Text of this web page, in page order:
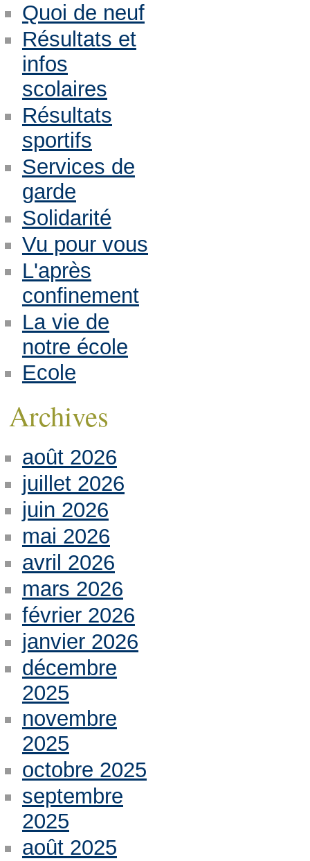
Quoi de neuf
Résultats et
infos
scolaires
Résultats
sportifs
Services de
garde
Solidarité
Vu pour vous
L'après
confinement
La vie de
notre école
Ecole
Archives
août 2026
juillet 2026
juin 2026
mai 2026
avril 2026
mars 2026
février 2026
janvier 2026
décembre
2025
novembre
2025
octobre 2025
septembre
2025
août 2025